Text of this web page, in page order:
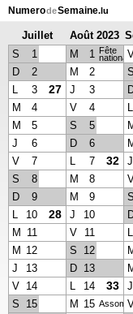
NumerodeSemaine.lu
Calendrier avec jours
À propos de
Confidentialité et
Juillet
2023
Août 2023
S 1 M 1 Fête
nationale
D
2 M 2 S
L
3 27 J 3
M
4 V 4 L
M 5 S 5
J
6 D 6
V
7 L 7 32 J
S
8 M 8
D 9 M 9 S
L
10 28 J 10
M
11 V 11 L
M 12 S 12
J
13 D 13
V 14 L 14 33 J
S
15 M 15